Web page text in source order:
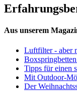
Aus unserem
Luftfilter - aber
Tipps für einen
Mit Outdoor-
Der